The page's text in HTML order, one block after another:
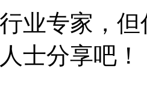
业专家，
士分享吧！